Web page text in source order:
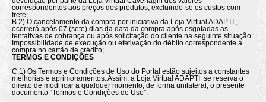
correspondentes aos preços dos produtos, excluindo-se os custos com
frete;
B.2) O cancelamento da compra por iniciativa da Loja Virtual ADAPTI ,
ocorrerá após 07 (sete) dias da data da compra após esgotadas as
tentativas de cobrança ou após solicitação do cliente na seguinte situação:
Impossibilidade de execução ou efetivação do débito correspondente à
compra no cartão de crédito;
TERMOS E CONDIÇÕES
C.1) Os Termos e Condições de Uso do Portal estão sujeitos a constantes
melhorias e aprimoramentos. Assim, a Loja Virtual ADAPTI se reserva o
direito de modificar a qualquer momento, de forma unilateral, o presente
documento “Termos e Condições de Uso”.